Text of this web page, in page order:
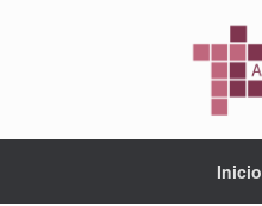
Inicio